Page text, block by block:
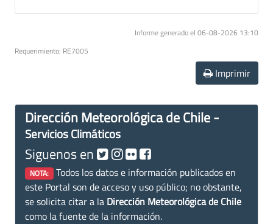
Informe generado el 06-08-2026 13:10
Requerimiento: RE7005
Imprimir
Dirección Meteorológica de Chile -
Servicios Climáticos
Siguenos en
NOTA: Todos los datos e información publicados en
este Portal son de acceso y uso público; no obstante,
se solicita citar a la Dirección Meteorológica de Chile
como la fuente de la información.